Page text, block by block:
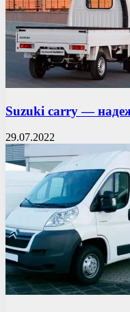
Suzuki carry —
29.07.2022